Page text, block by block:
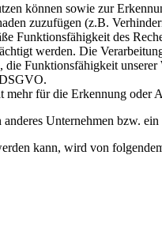
können sowie zur
zuzufügen (z.B.
Funktionsfähigkeit des
werden. Die
Funktionsfähigkeit
für die Erkennung oder
Unternehmen bzw.
kann, wird von